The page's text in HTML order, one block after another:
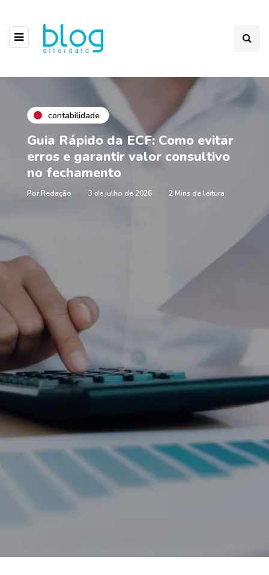
contabilidade
Guia Rápido da ECF: Como evitar
erros e garantir valor consultivo
no fechamento
PorRedação 3 de julho de 2026 2 Mins de leitura